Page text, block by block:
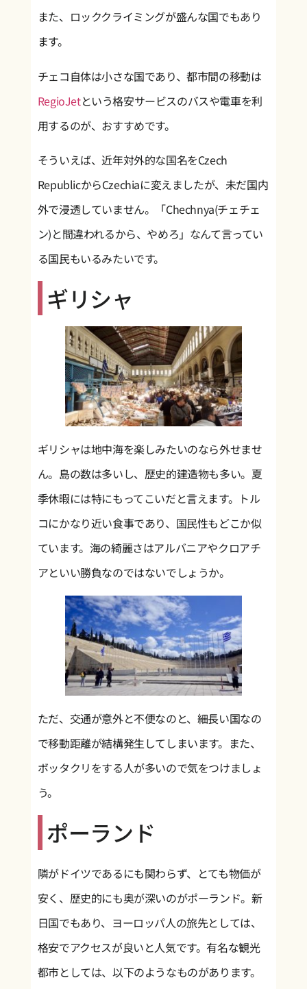
また、ロッククライミングが盛んな国でもあり
ます。
チェコ自体は小さな国であり、都市間の移動は
RegioJetという格安サービスのバスや電車を利
用するのが、おすすめです。
そういえば、近年対外的な国名をCzech
RepublicからCzechiaに変えましたが、未だ国内
外で浸透していません。「Chechnya(チェチェ
ン)と間違われるから、やめろ」なんて言ってい
る国民もいるみたいです。
ギリシャ
ギリシャは地中海を楽しみたいのなら外せませ
ん。島の数は多いし、歴史的建造物も多い。夏
季休暇には特にもってこいだと言えます。トル
コにかなり近い食事であり、国民性もどこか似
ています。海の綺麗さはアルバニアやクロアチ
アといい勝負なのではないでしょうか。
ただ、交通が意外と不便なのと、細長い国なの
で移動距離が結構発生してしまいます。また、
ボッタクリをする人が多いので気をつけましょ
う。
ポーランド
隣がドイツであるにも関わらず、とても物価が
安く、歴史的にも奥が深いのがポーランド。新
日国でもあり、ヨーロッパ人の旅先としては、
格安でアクセスが良いと人気です。有名な観光
都市としては、以下のようなものがあります。